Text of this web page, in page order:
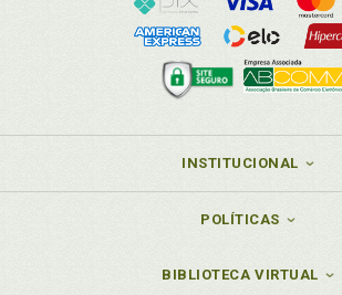
INSTITUCIONAL
POLÍTICAS
BIBLIOTECA VIRTUAL